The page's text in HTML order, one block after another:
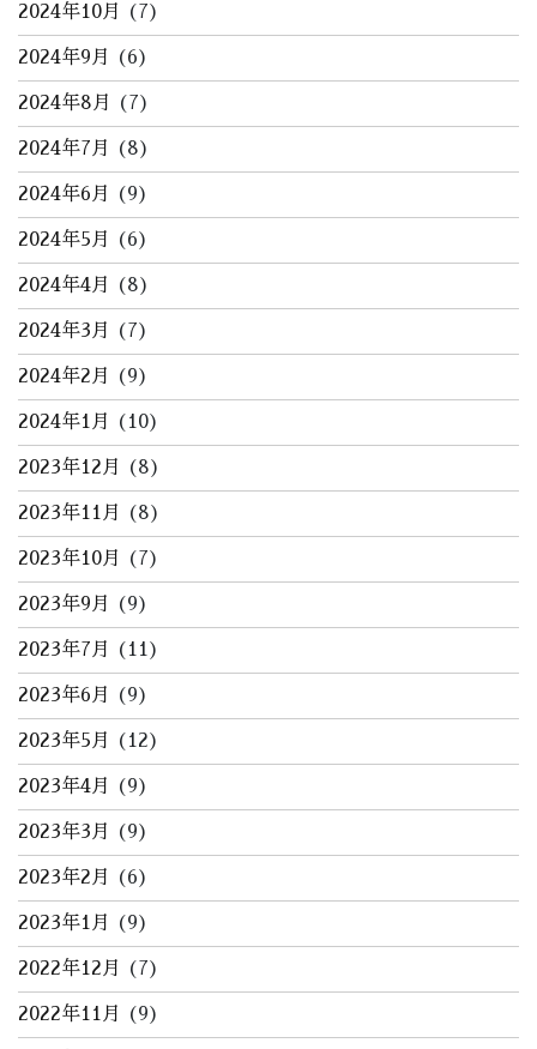
2024年10月 (7)
2024年9月 (6)
2024年8月 (7)
2024年7月 (8)
2024年6月 (9)
2024年5月 (6)
2024年4月 (8)
2024年3月 (7)
2024年2月 (9)
2024年1月 (10)
2023年12月 (8)
2023年11月 (8)
2023年10月 (7)
2023年9月 (9)
2023年7月 (11)
2023年6月 (9)
2023年5月 (12)
2023年4月 (9)
2023年3月 (9)
2023年2月 (6)
2023年1月 (9)
2022年12月 (7)
2022年11月 (9)